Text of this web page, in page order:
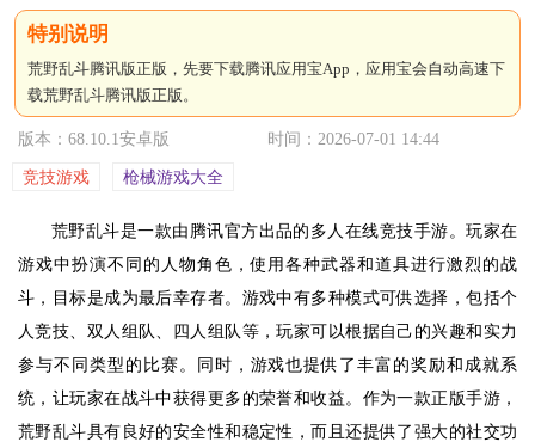
荒野乱斗腾讯版正版，先要下载腾讯应用宝App，应用宝会自动高速下
载荒野乱斗腾讯版正版。
版本：68.10.1安卓版 时间：2026-07-01 14:44
竞技游戏 枪械游戏大全
荒野乱斗是一款由腾讯官方出品的多人在线竞技手游。玩家在
游戏中扮演不同的人物角色，使用各种武器和道具进行激烈的战
斗，目标是成为最后幸存者。游戏中有多种模式可供选择，包括个
人竞技、双人组队、四人组队等，玩家可以根据自己的兴趣和实力
参与不同类型的比赛。同时，游戏也提供了丰富的奖励和成就系
统，让玩家在战斗中获得更多的荣誉和收益。作为一款正版手游，
荒野乱斗具有良好的安全性和稳定性，而且还提供了强大的社交功